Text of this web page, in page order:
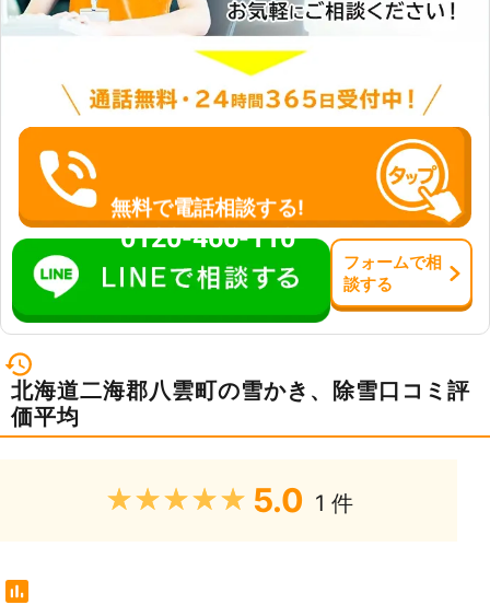
無料で電話相談する!
0120-466-110
フォームで相
談する
北海道二海郡八雲町の雪かき、除雪口コミ評
価平均
★★★★★ 5.0 1 件